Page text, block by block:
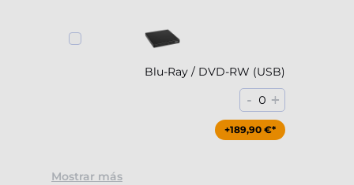
Blu-Ray / DVD-RW (USB)
- 0 +
+189,90 €*
Mostrar más